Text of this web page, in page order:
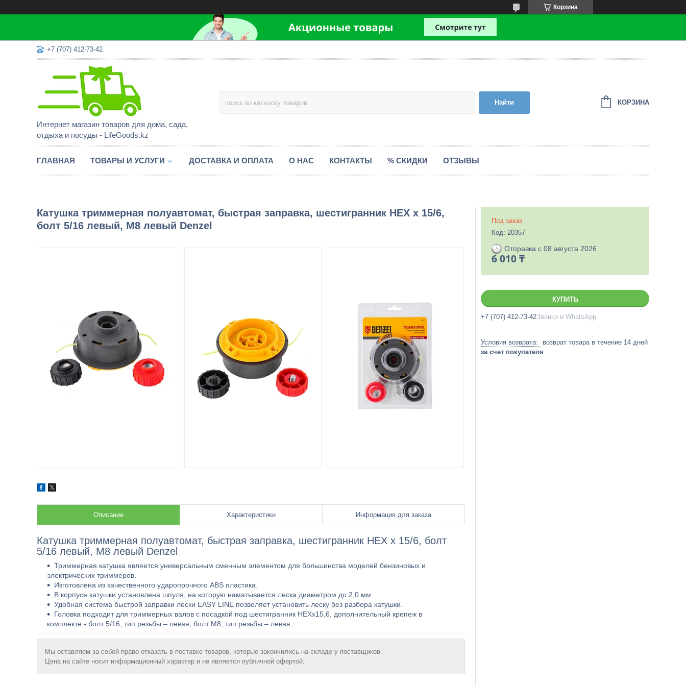
Корзина
+7 (707) 412-73-42
Интернет магазин товаров для дома, сада,
отдыха и посуды - LifeGoods.kz
Найти КОРЗИНА
ГЛАВНАЯ ТОВАРЫ И УСЛУГИ ДОСТАВКА И ОПЛАТА О НАС КОНТАКТЫ % СКИДКИ ОТЗЫВЫ
Катушка триммерная полуавтомат, быстрая заправка, шестигранник HEX х 15/6,
болт 5/16 левый, М8 левый Denzel
Описание Характеристики Информация для заказа
Катушка триммерная полуавтомат, быстрая заправка, шестигранник HEX х 15/6, болт
5/16 левый, М8 левый Denzel
Триммерная катушка является универсальным сменным элементом для большинства моделей бензиновых и
электрических триммеров.
Изготовлена из качественного ударопрочного ABS пластика.
В корпусе катушки установлена шпуля, на которую наматывается леска диаметром до 2,0 мм
Удобная система быстрой заправки лески EASY LINE позволяет установить леску без разбора катушки.
Головка подходит для триммерных валов с посадкой под шестигранник НЕХх15,6, дополнительный крепеж в
комплекте - болт 5/16, тип резьбы – левая, болт М8, тип резьбы – левая.
Мы оставляем за собой право отказать в поставке товаров, которые закончились на складе у поставщиков.
Цена на сайте носит информационный характер и не является публичной офертой.
Под заказ
Код: 20357
Отправка с 08 августа 2026
6 010 ₸
КУПИТЬ
+7 (707) 412-73-42Звонки и WhatsApp
возврат товара в течение 14 дней
за счет покупателя